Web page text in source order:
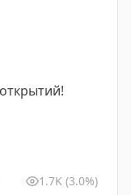
1.7K (3.0%)